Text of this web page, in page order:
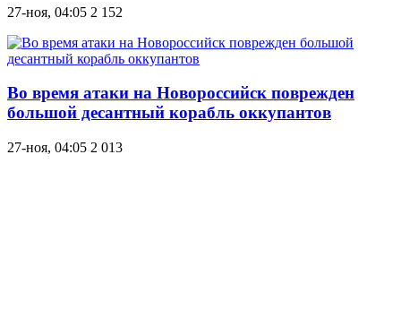
27-ноя, 04:05 2 152
Во время атаки на Новороссийск поврежден
большой десантный корабль оккупантов
27-ноя, 04:05 2 013